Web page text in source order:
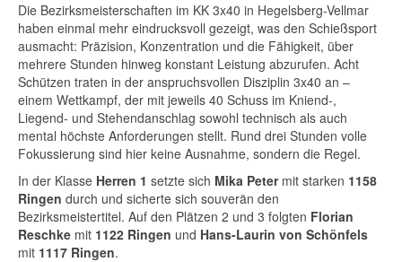
Die Bezirksmeisterschaften im KK 3x40 in Hegelsberg-Vellmar
haben einmal mehr eindrucksvoll gezeigt, was den Schießsport
ausmacht: Präzision, Konzentration und die Fähigkeit, über
mehrere Stunden hinweg konstant Leistung abzurufen. Acht
Schützen traten in der anspruchsvollen Disziplin 3x40 an –
einem Wettkampf, der mit jeweils 40 Schuss im Kniend-,
Liegend- und Stehendanschlag sowohl technisch als auch
mental höchste Anforderungen stellt. Rund drei Stunden volle
Fokussierung sind hier keine Ausnahme, sondern die Regel.
In der Klasse Herren 1 setzte sich Mika Petermit starken 1158
Ringen durch und sicherte sich souverän den
Bezirksmeistertitel. Auf den Plätzen 2 und 3 folgten Florian
Reschke mit 1122 Ringen und Hans-Laurin von Schönfels
mit 1117 Ringen.